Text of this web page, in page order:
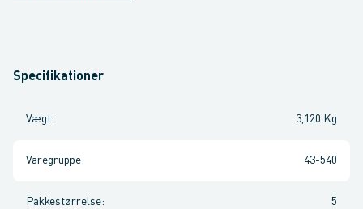
Specifikationer
Vægt: 3,120 Kg
Varegruppe: 43-540
Pakkestørrelse: 5